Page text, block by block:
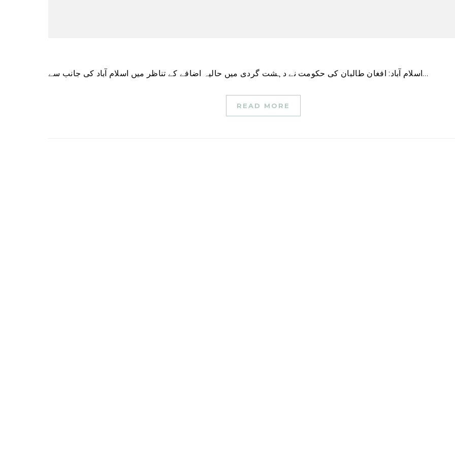
اسلام آباد: افغان طالبان کی حکومت نے دہشت گردی میں حالیہ اضافے کے تناظر میں اسلام آباد کی جانب سے…
READ MORE